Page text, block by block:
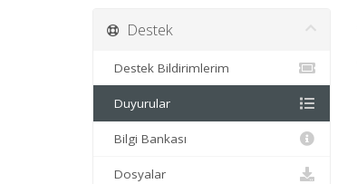
Destek
Destek Bildirimlerim
Duyurular
Bilgi Bankası
Dosyalar